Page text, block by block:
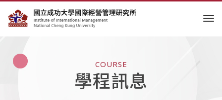
COURSE
學程訊息